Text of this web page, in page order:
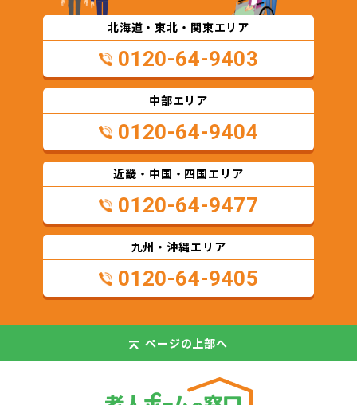
北海道・東北・関東エリア
0120-64-9403
中部エリア
0120-64-9404
近畿・中国・四国エリア
0120-64-9477
九州・沖縄エリア
0120-64-9405
ページの上部へ